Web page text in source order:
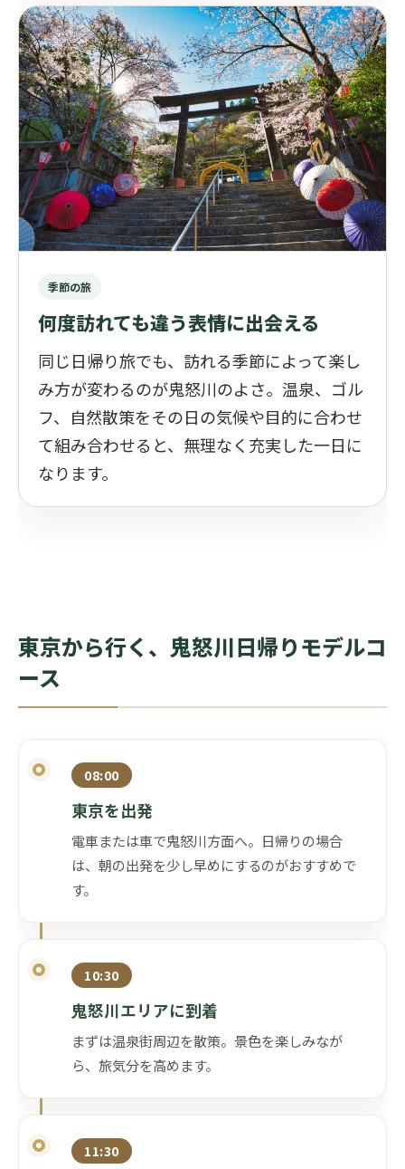
季節の旅
何度訪れても違う表情に出会える
同じ日帰り旅でも、訪れる季節によって楽し
み方が変わるのが鬼怒川のよさ。温泉、ゴル
フ、自然散策をその日の気候や目的に合わせ
て組み合わせると、無理なく充実した一日に
なります。
東京から行く、鬼怒川日帰りモデルコ
ース
08:00
東京を出発
電車または車で鬼怒川方面へ。日帰りの場合
は、朝の出発を少し早めにするのがおすすめで
す。
10:30
鬼怒川エリアに到着
まずは温泉街周辺を散策。景色を楽しみなが
ら、旅気分を高めます。
11:30